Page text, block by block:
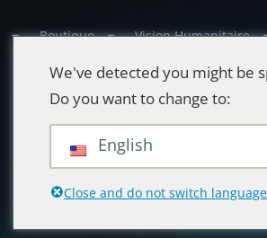
Boutique Vision Humanitaire
We've detected you might be
Do you want to change to:
English
Close and do not switch language